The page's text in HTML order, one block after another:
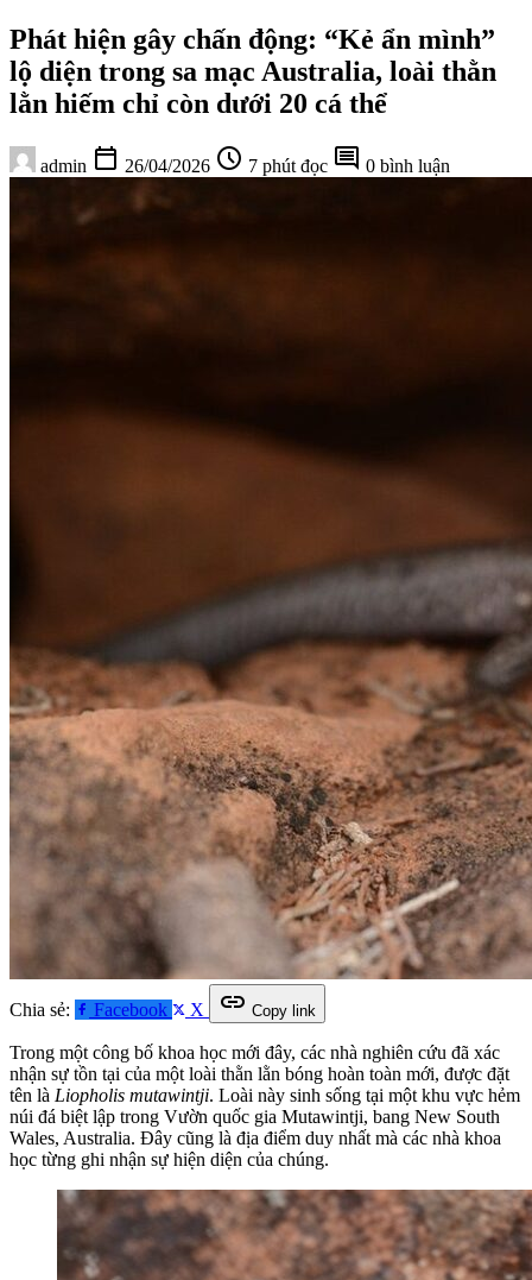
Phát hiện gây chấn động: “Kẻ ẩn mình”
lộ diện trong sa mạc Australia, loài thằn
lằn hiếm chỉ còn dưới 20 cá thể
admin calendar_today 26/04/2026 schedule 7 phút đọc comment 0 bình luận
Chia sẻ: Facebook X link Copy link
Trong một công bố khoa học mới đây, các nhà nghiên cứu đã xác
nhận sự tồn tại của một loài thằn lằn bóng hoàn toàn mới, được đặt
tên là Liopholis mutawintji. Loài này sinh sống tại một khu vực hẻm
núi đá biệt lập trong Vườn quốc gia Mutawintji, bang New South
Wales, Australia. Đây cũng là địa điểm duy nhất mà các nhà khoa
học từng ghi nhận sự hiện diện của chúng.